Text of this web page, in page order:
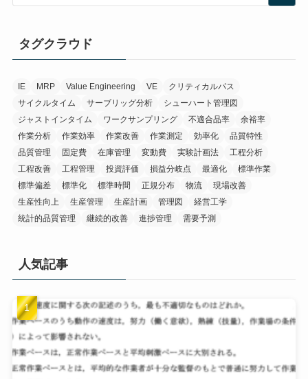
タグクラウド
IE MRP Value Engineering VE
クリティカルパス
サイクルタイム
サーブリッグ分析
シューハート管理図
ジャストインタイム
ワークサンプリング 不適合品率
余裕率
作業分析
作業効率 作業改善 作業測定 効率化
品質特性
品質管理
固定費 在庫管理 変動費 実験計画法
工程分析
工程改善
工程管理 投資評価 損益分岐点 最適化
標準作業
標準偏差
標準化 標準時間 正規分布 物流
現場改善
生産性向上
生産管理 生産計画 管理図
経営工学
統計的品質管理
継続的改善 進捗管理 需要予測
人気記事